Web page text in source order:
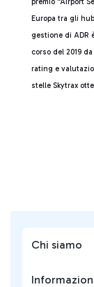
Chi siamo
Europa tra gli
gestione di ADR
corso del 2019
rating e
stelle Skytrax